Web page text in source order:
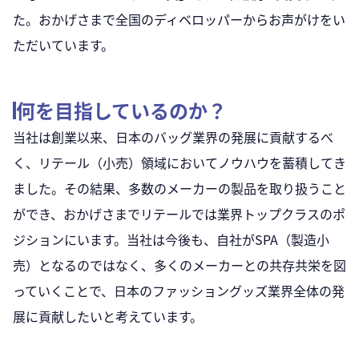
た。おかげさまで全国のディベロッパーからお声がけをい
ただいています。
何を目指しているのか？
当社は創業以来、日本のバッグ業界の発展に貢献するべ
く、リテール（小売）領域においてノウハウを蓄積してき
ました。その結果、多数のメーカーの製品を取り扱うこと
ができ、おかげさまでリテールでは業界トップクラスのポ
ジションにいます。当社は今後も、自社がSPA（製造小
売）となるのではなく、多くのメーカーとの共存共栄を図
っていくことで、日本のファッショングッズ業界全体の発
展に貢献したいと考えています。